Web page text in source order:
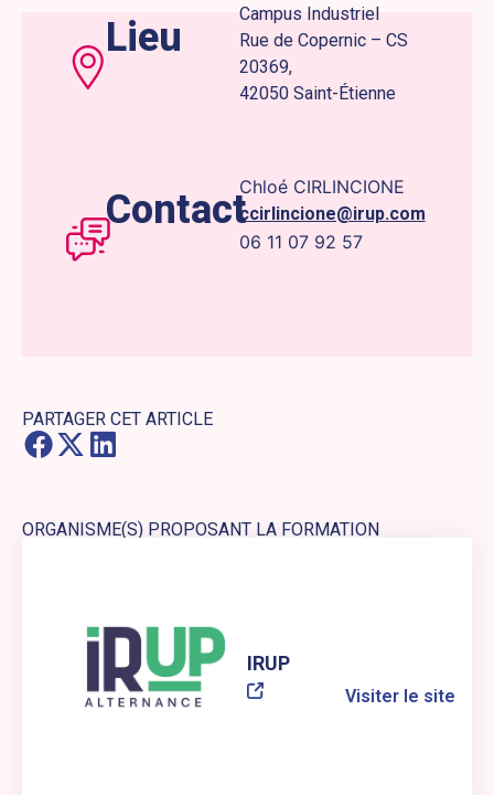
Lieu
Campus Industriel
Rue de Copernic – CS
20369,
42050 Saint-Étienne
ContactChloé CIRLINCIONE
ccirlincione@irup.com
06 11 07 92 57
PARTAGER CET ARTICLE
ORGANISME(S) PROPOSANT LA FORMATION
IRUP
Visiter le site